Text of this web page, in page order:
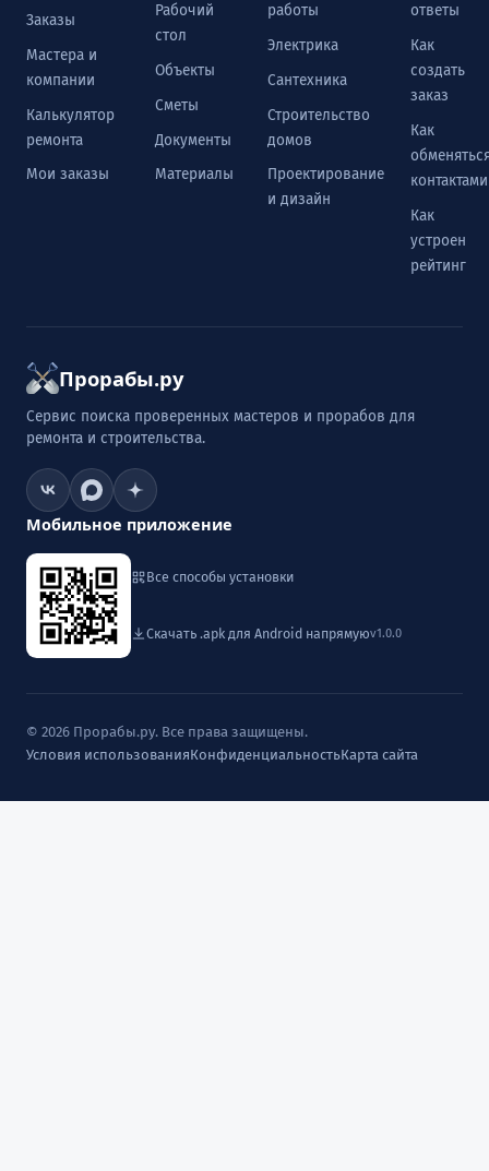
Заказы
Мастера и
компании
Калькулятор
ремонта
Мои заказы
Рабочий
стол
Объекты
Сметы
Документы
Материалы
работы
Электрика
Сантехника
Строительство
домов
Проектирование
и дизайн
ответы
Как
создать
заказ
Как
контактами
Как
устроен
рейтинг
Прорабы.ру
Сервис поиска проверенных мастеров и прорабов для
ремонта и строительства.
Мобильное приложение
Все способы установки
Скачать .apk для Android напрямуюv1.0.0
© 2026 Прорабы.ру. Все права защищены.
Условия использованияКонфиденциальностьКарта сайта